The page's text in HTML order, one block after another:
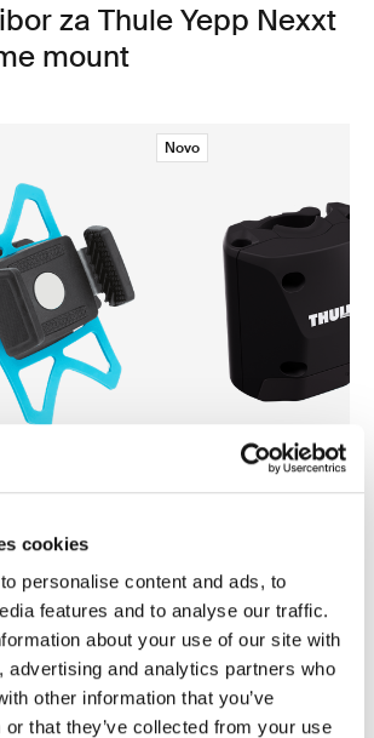
cookies
personalise content and ads, to
features and to analyse our traffic.
about your use of our site with
advertising and analytics partners who
other information that you’ve
or that they’ve collected from your use
za Thule Yepp Nexxt
mount
za bicikl
Novo